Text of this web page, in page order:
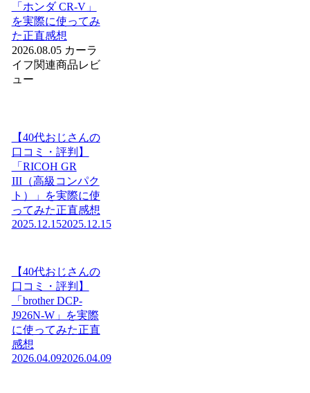
「ホンダ CR-V」
を実際に使ってみ
た正直感想
2026.08.05 カーラ
イフ関連商品レビ
ュー
【40代おじさんの
口コミ・評判】
「RICOH GR
III（高級コンパク
ト）」を実際に使
ってみた正直感想
2025.12.152025.12.15
【40代おじさんの
口コミ・評判】
「brother DCP-
J926N-W」を実際
に使ってみた正直
感想
2026.04.092026.04.09